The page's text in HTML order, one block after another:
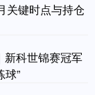
关键时点与持仓
新科世锦赛冠军
球”